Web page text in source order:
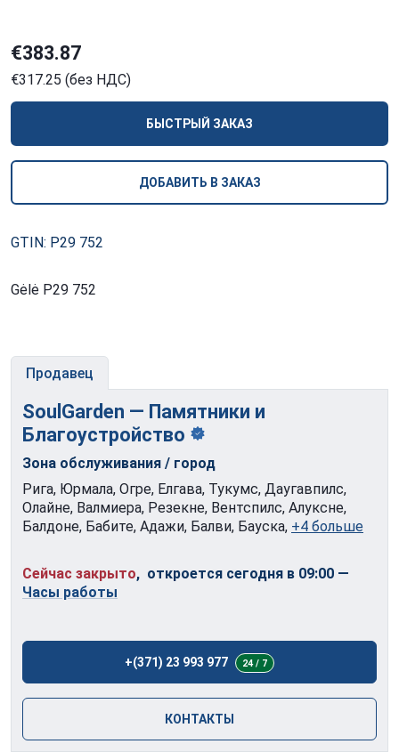
€383.87
€317.25 (без НДС)
БЫСТРЫЙ ЗАКАЗ
ДОБАВИТЬ В ЗАКАЗ
GTIN: P29 752
Gėlė P29 752
Продавец
SoulGarden — Памятники и
Благоустройство
Зона обслуживания / город
Рига, Юрмала, Огре, Елгава, Тукумс, Даугавпилс,
Олайне, Валмиера, Резекне, Вентспилс, Алуксне,
Балдоне, Бабите, Адажи, Балви, Бауска, +4 больше
Сейчас закрыто, откроется сегодня в 09:00 —
Часы работы
+(371) 23 993 977 24 / 7
КОНТАКТЫ